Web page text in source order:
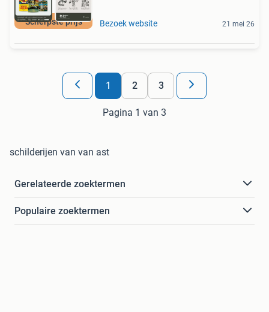
Scherpste prijs Bezoek website 21 mei 26
1 2 3
Pagina 1 van 3
schilderijen van van ast
Gerelateerde zoektermen
Populaire zoektermen